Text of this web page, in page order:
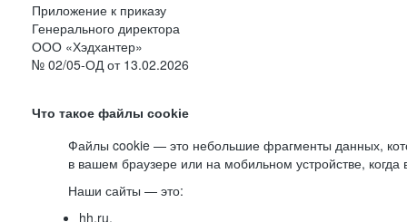
Приложение к приказу
Генерального директора
ООО «Хэдхантер»
№ 02/05-ОД от 13.02.2026
Что такое файлы cookie
Файлы cookie — это небольшие фрагменты данных,
в вашем браузере или на мобильном устройстве,
Наши сайты — это:
hh.ru,